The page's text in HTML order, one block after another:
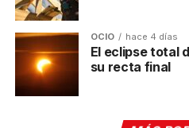
Ulises Galicia
Actualidad económica,
OCIO hace 4 días
El eclipse total
su recta final